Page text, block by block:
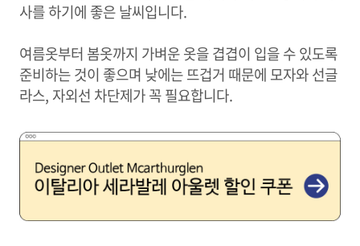
사를 하기에 좋은 날씨입니다.
여름옷부터 봄옷까지 가벼운 옷을 겹겹이 입을 수 있도록
준비하는 것이 좋으며 낮에는 뜨겁거 때문에 모자와 선글
라스, 자외선 차단제가 꼭 필요합니다.